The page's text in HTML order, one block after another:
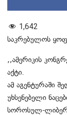
1,642
საკრებულოს
,,ამერიკის
აქტი.
ამ აგენტურაში
უხსენებელი
სოროსულ-